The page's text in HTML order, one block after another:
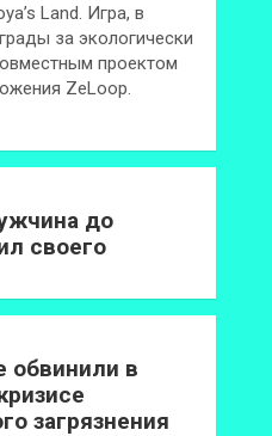
Land. Игра, в
за экологически
проектом
ZeLoop.
до
своего
обвинили в
загрязнения